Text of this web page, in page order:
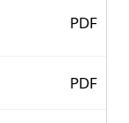
PDF
PDF